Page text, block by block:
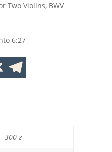
Two Violins, BWV
6:27
300 г